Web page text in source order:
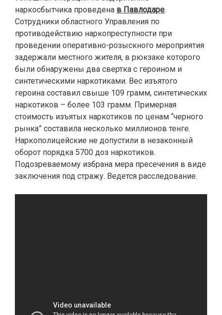
наркосбытчика проведена в Павлодаре.
Сотрудники областного Управления по
противодействию наркопреступности при
проведении оперативно-розыскного мероприятия
задержали местного жителя, в рюкзаке которого
были обнаружены два свертка с героином и
синтетическими наркотиками. Вес изъятого
героина составил свыше 109 грамм, синтетических
наркотиков – более 103 грамм. Примерная
стоимость изъятых наркотиков по ценам “черного
рынка” составила несколько миллионов тенге.
Наркополицейские не допустили в незаконный
оборот порядка 5700 доз наркотиков.
Подозреваемому избрана мера пресечения в виде
заключения под стражу. Ведется расследование.